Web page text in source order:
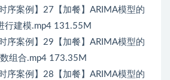
序案例】27【加餐】ARIMA模型的
行建模.mp4 131.55M
序案例】29【加餐】ARIMA模型的
组合.mp4 173.35M
序案例】28【加餐】ARIMA模型的